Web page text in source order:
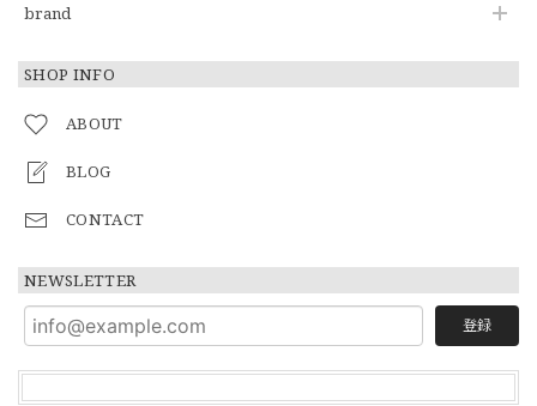
brand
SHOP INFO
ABOUT
BLOG
CONTACT
NEWSLETTER
登録